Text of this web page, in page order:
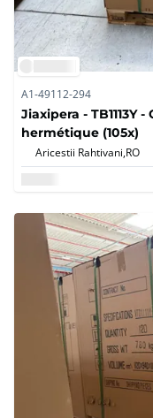
A1-49112-294
Jiaxipera - TB1113Y
hermétique (105x)
Aricestii Rahtivani,RO